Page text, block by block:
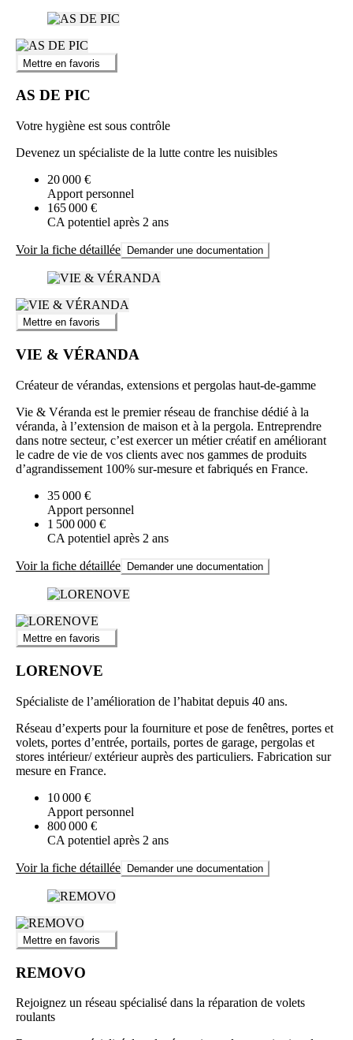
Mettre en favoris
AS DE PIC
Votre hygiène est sous contrôle
Devenez un spécialiste de la lutte contre les nuisibles
20 000 €
Apport personnel
165 000 €
CA potentiel après 2 ans
Voir la fiche détaillée Demander une documentation
Mettre en favoris
VIE & VÉRANDA
Créateur de vérandas, extensions et pergolas haut-de-gamme
Vie & Véranda est le premier réseau de franchise dédié à la
véranda, à l’extension de maison et à la pergola. Entreprendre
dans notre secteur, c’est exercer un métier créatif en améliorant
le cadre de vie de vos clients avec nos gammes de produits
d’agrandissement 100% sur-mesure et fabriqués en France.
35 000 €
Apport personnel
1 500 000 €
CA potentiel après 2 ans
Voir la fiche détaillée Demander une documentation
Mettre en favoris
LORENOVE
Spécialiste de l’amélioration de l’habitat depuis 40 ans.
Réseau d’experts pour la fourniture et pose de fenêtres, portes et
volets, portes d’entrée, portails, portes de garage, pergolas et
stores intérieur/ extérieur auprès des particuliers. Fabrication sur
mesure en France.
10 000 €
Apport personnel
800 000 €
CA potentiel après 2 ans
Voir la fiche détaillée Demander une documentation
Mettre en favoris
REMOVO
Rejoignez un réseau spécialisé dans la réparation de volets
roulants